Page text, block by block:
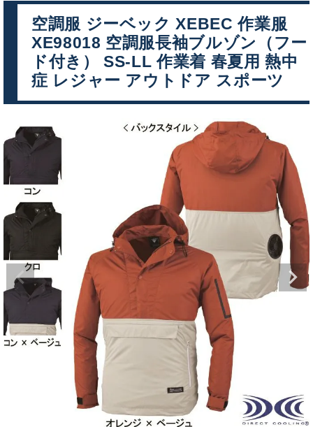
空調服 ジーベック XEBEC 作業服
XE98018 空調服長袖ブルゾン（フー
ド付き） SS-LL 作業着 春夏用 熱中
症 レジャー アウトドア スポーツ